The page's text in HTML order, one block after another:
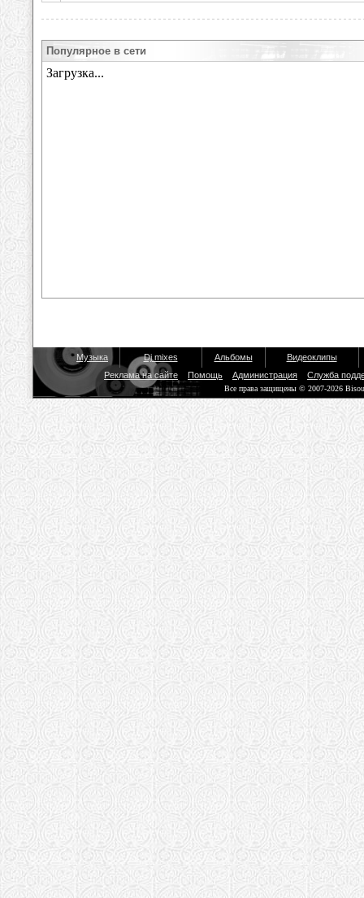
Популярное в сети
Музыка Dj mixes Альбомы
Видеоклипы
Реклама на сайте
Помощь Администрация Служба
Все права защищены © 2007-2026